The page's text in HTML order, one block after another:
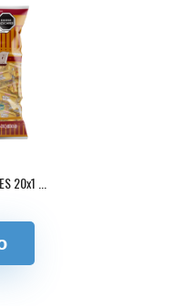
20x1 ...